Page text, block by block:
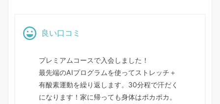
良い口コミ
プレミアムコースで入会しました！
最先端のAIプログラムを使ってストレッチ＋
有酸素運動を繰り返します。30分程で汗だく
になります！家に帰っても身体はポカポカ。